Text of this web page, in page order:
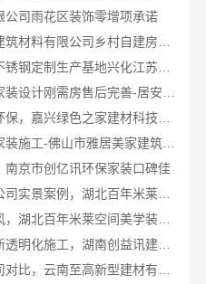
公司雨花区装饰零增项承诺
江苏东钢厂家全屋不锈钢定制生产基地兴化江苏东钢金属科技有限公司
佛山禅城品质装饰家装施工-佛山市雅居美家建筑装饰工程有限公司
南京市创亿讯环保家装口碑佳
鄂州有设计感装修公司实景案例，湖北百年米莱空间美学装饰材料有限公司
襄阳设计装修轻奢风，湖北百年米莱空间美学装饰材料有限公司打造理想居所
雨花区专业房屋翻新透明化施工，湖南创益讯建筑有限公司